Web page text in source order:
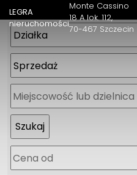
LEGRA
nieruchomości
Monte Cassino
18 A lok. 112
70-467 Szczecin